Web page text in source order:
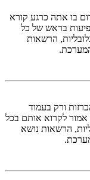
בו אתה כרגע קורא
בראש של כל
הרשאות
ורק בעמוד
לקרוא אותם בכל
הרשאות נושא